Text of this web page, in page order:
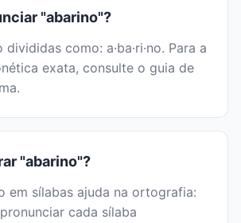
"abarino"?
como: a·ba·ri·no. Para a
exata, consulte o guia de
"abarino"?
em sílabas ajuda na ortografia:
pronunciar cada sílaba